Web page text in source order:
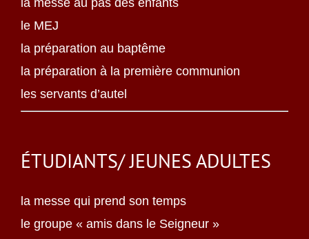
la messe au pas des enfants
le MEJ
la préparation au baptême
la préparation à la première communion
les servants d’autel
ÉTUDIANTS/ JEUNES ADULTES
la messe qui prend son temps
le groupe « amis dans le Seigneur »